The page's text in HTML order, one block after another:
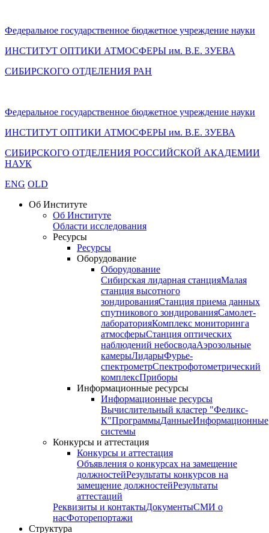
Федеральное государственное бюджетное учреждение науки
ИНСТИТУТ ОПТИКИ АТМОСФЕРЫ им. В.Е. ЗУЕВА
СИБИРСКОГО ОТДЕЛЕНИЯ РАН
Федеральное государственное бюджетное учреждение науки
ИНСТИТУТ ОПТИКИ АТМОСФЕРЫ им. В.Е. ЗУЕВА
СИБИРСКОГО ОТДЕЛЕНИЯ РОССИЙСКОЙ АКАДЕМИИ
НАУК
ENG OLD
Об Институте
Об Институте
Области исследования
Ресурсы
Ресурсы
Оборудование
Оборудование
Сибирская лидарная станцияМалая
станция высотного
зондированияСтанция приема данных
спутникового зондированияСамолет-
лабораторияКомплекс мониторинга
атмосферыСтанция оптических
наблюдений небосводаАэрозольные
камерыЛидарыФурье-
спектрометрСпектрофотометрический
комплексПриборы
Информационные ресурсы
Информационные ресурсы
Вычислительный кластер "Феликс-
К"ПрограммыДанныеИнформационные
системы
Конкурсы и аттестация
Конкурсы и аттестация
Объявления о конкурсах на замещение
должностейРезультаты конкурсов на
замещение должностейРезультаты
аттестаций
Реквизиты и контактыДокументыСМИ о
насФоторепортажи
Структура